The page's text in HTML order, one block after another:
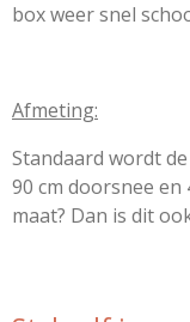
box weer snel
Afmeting:
Standaard wordt
90 cm doorsnee en
maat? Dan is dit